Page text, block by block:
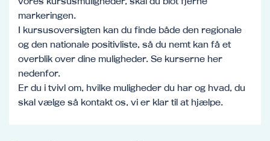
markeringen.
I kursusoversigten kan du finde både den regionale
og den nationale positivliste, så du nemt kan få et
overblik over dine muligheder. Se kurserne her
nedenfor.
Er du i tvivl om, hvilke muligheder du har og hvad, du
skal vælge så kontakt os, vi er klar til at hjælpe.